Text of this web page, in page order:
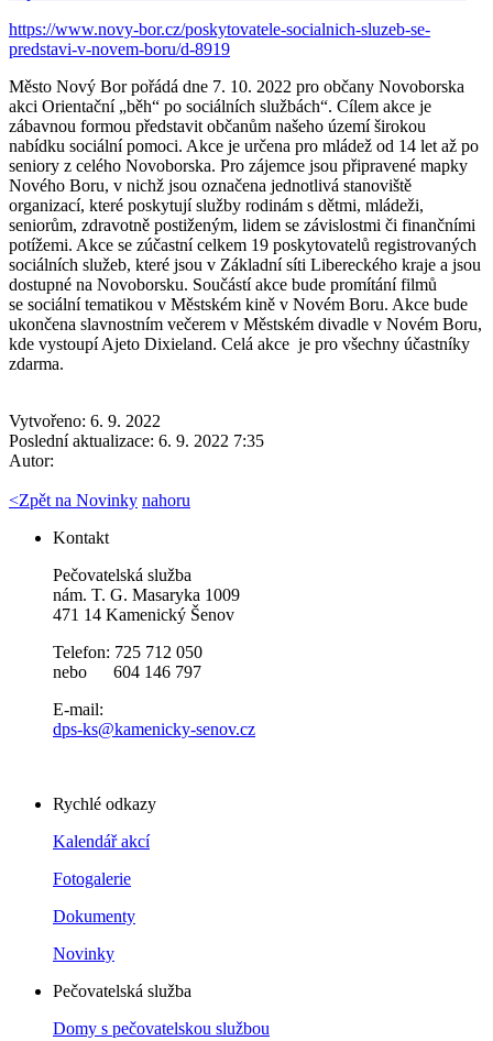
https://www.novy-bor.cz/poskytovatele-socialnich-sluzeb-se-
predstavi-v-novem-boru/d-8919
Město Nový Bor pořádá dne 7. 10. 2022 pro občany Novoborska
akci Orientační „běh“ po sociálních službách“. Cílem akce je
zábavnou formou představit občanům našeho území širokou
nabídku sociální pomoci. Akce je určena pro mládež od 14 let až po
seniory z celého Novoborska. Pro zájemce jsou připravené mapky
Nového Boru, v nichž jsou označena jednotlivá stanoviště
organizací, které poskytují služby rodinám s dětmi, mládeži,
seniorům, zdravotně postiženým, lidem se závislostmi či finančními
potížemi. Akce se zúčastní celkem 19 poskytovatelů registrovaných
sociálních služeb, které jsou v Základní síti Libereckého kraje a jsou
dostupné na Novoborsku. Součástí akce bude promítání filmů
se sociální tematikou v Městském kině v Novém Boru. Akce bude
ukončena slavnostním večerem v Městském divadle v Novém Boru,
kde vystoupí Ajeto Dixieland. Celá akce je pro všechny účastníky
zdarma.
Vytvořeno: 6. 9. 2022
Poslední aktualizace: 6. 9. 2022 7:35
Autor:
<Zpět na Novinky nahoru
Kontakt
Pečovatelská služba
nám. T. G. Masaryka 1009
471 14 Kamenický Šenov
Telefon: 725 712 050
nebo 604 146 797
E-mail:
dps-ks@kamenicky-senov.cz
Rychlé odkazy
Kalendář akcí
Fotogalerie
Dokumenty
Novinky
Pečovatelská služba
Domy s pečovatelskou službou